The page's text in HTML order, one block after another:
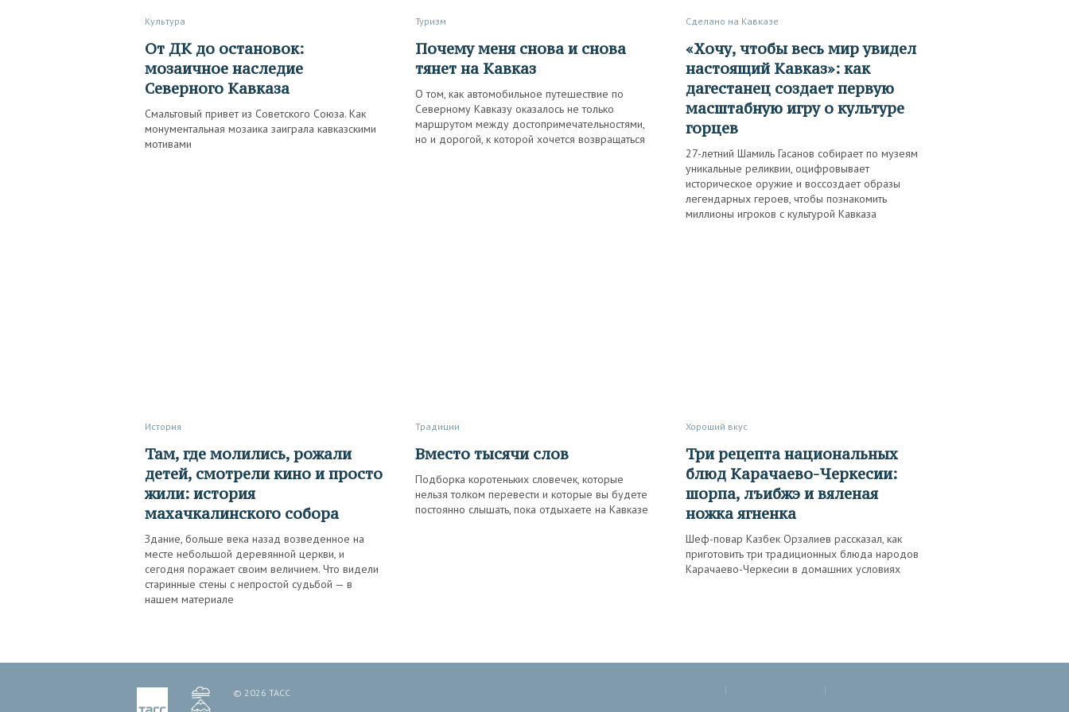
Культура
От ДК до остановок:
мозаичное наследие
Северного Кавказа
Смальтовый привет из Советского Союза. Как
монументальная мозаика заиграла кавказскими
мотивами
Туризм
Почему меня снова и снова
тянет на Кавказ
О том, как автомобильное путешествие по
Северному Кавказу оказалось не только
маршрутом между достопримечательностями,
но и дорогой, к которой хочется возвращаться
Сделано на Кавказе
«Хочу, чтобы весь мир увидел
настоящий Кавказ»: как
дагестанец создает первую
масштабную игру о культуре
горцев
27-летний Шамиль Гасанов собирает по музеям
уникальные реликвии, оцифровывает
историческое оружие и воссоздает образы
легендарных героев, чтобы познакомить
миллионы игроков с культурой Кавказа
История
Там, где молились, рожали
детей, смотрели кино и просто
жили: история
махачкалинского собора
Здание, больше века назад возведенное на
месте небольшой деревянной церкви, и
сегодня поражает своим величием. Что видели
старинные стены с непростой судьбой — в
нашем материале
Традиции
Вместо тысячи слов
Подборка коротеньких словечек, которые
нельзя толком перевести и которые вы будете
постоянно слышать, пока отдыхаете на Кавказе
Хороший вкус
Три рецепта национальных
блюд Карачаево-Черкесии:
шорпа, лъибжэ и вяленая
ножка ягненка
Шеф-повар Казбек Орзалиев рассказал, как
приготовить три традиционных блюда народов
Карачаево-Черкесии в домашних условиях
© 2026 ТАСС